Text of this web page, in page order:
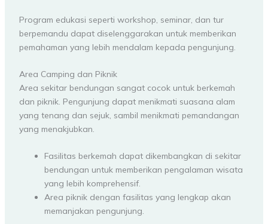
Program edukasi seperti workshop, seminar, dan tur
berpemandu dapat diselenggarakan untuk memberikan
pemahaman yang lebih mendalam kepada pengunjung.
Area Camping dan Piknik
Area sekitar bendungan sangat cocok untuk berkemah
dan piknik. Pengunjung dapat menikmati suasana alam
yang tenang dan sejuk, sambil menikmati pemandangan
yang menakjubkan.
Fasilitas berkemah dapat dikembangkan di sekitar
bendungan untuk memberikan pengalaman wisata
yang lebih komprehensif.
Area piknik dengan fasilitas yang lengkap akan
memanjakan pengunjung.